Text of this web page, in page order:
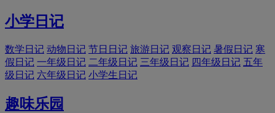
小学日记
数学日记 动物日记 节日日记 旅游日记 观察日记 暑假日记 寒
假日记 一年级日记 二年级日记 三年级日记 四年级日记 五年
级日记 六年级日记 小学生日记
趣味乐园